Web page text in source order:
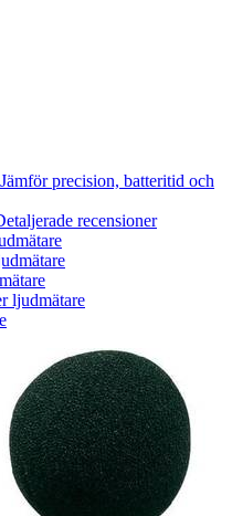
precision, batteritid och
recensioner
ljudmätare